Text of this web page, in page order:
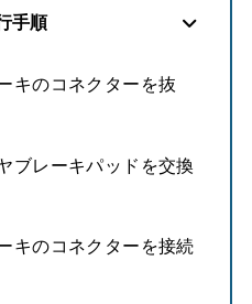
手順
キのコネクターを抜
ブレーキパッドを交換
キのコネクターを接続